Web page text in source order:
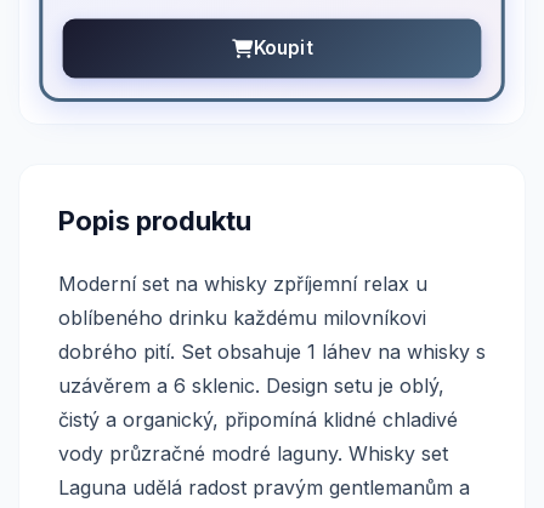
Koupit
Popis produktu
Moderní set na whisky zpříjemní relax u
oblíbeného drinku každému milovníkovi
dobrého pití. Set obsahuje 1 láhev na whisky s
uzávěrem a 6 sklenic. Design setu je oblý,
čistý a organický, připomíná klidné chladivé
vody průzračné modré laguny. Whisky set
Laguna udělá radost pravým gentlemanům a